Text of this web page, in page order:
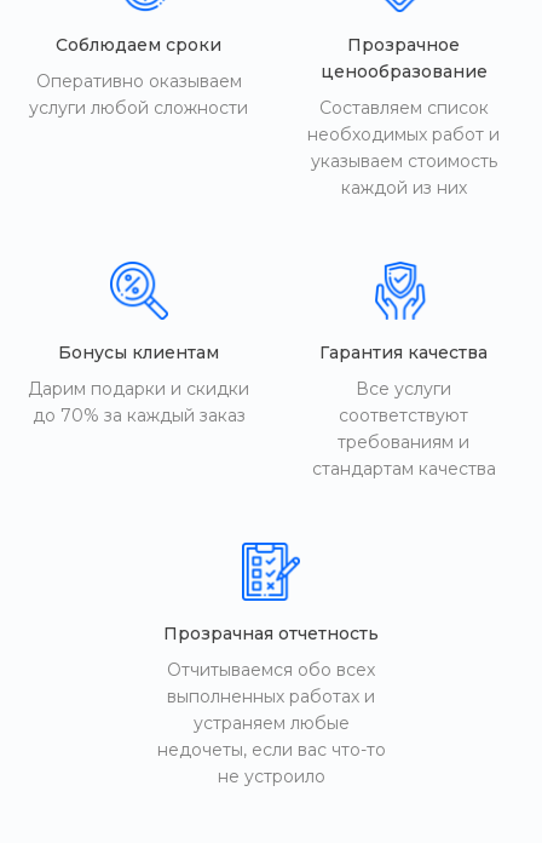
Соблюдаем сроки
Оперативно оказываем
услуги любой сложности
Прозрачное
ценообразование
Составляем список
необходимых работ и
указываем стоимость
каждой из них
Бонусы клиентам
Дарим подарки и скидки
до 70% за каждый заказ
Гарантия качества
Все услуги
соответствуют
требованиям и
стандартам качества
Прозрачная отчетность
Отчитываемся обо всех
выполненных работах и
устраняем любые
недочеты, если вас что-то
не устроило